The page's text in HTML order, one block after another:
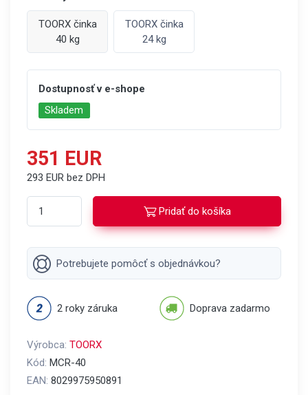
TOORX činka
40 kg
TOORX činka
24 kg
Dostupnosť v e-shope
Skladem
351 EUR
293 EUR bez DPH
Pridať do košíka
Potrebujete pomôcť s objednávkou?
2 roky záruka Doprava zadarmo
Výrobca: TOORX
Kód: MCR-40
EAN: 8029975950891